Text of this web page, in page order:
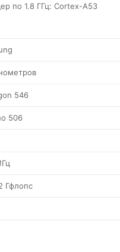
по 1.8 ГГц: Cortex-A53
546
506
Гфлопс